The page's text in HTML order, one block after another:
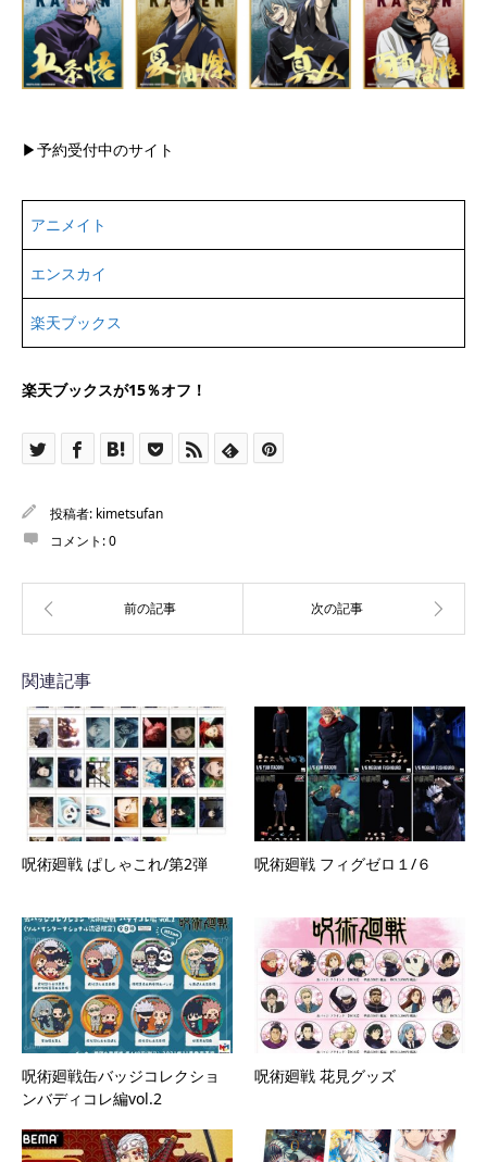
▶予約受付中のサイト
アニメイト
エンスカイ
楽天ブックス
楽天ブックスが15％オフ！
投稿者: kimetsufan
コメント:0
関連記事
呪術廻戦 ぱしゃこれ/第2弾 呪術廻戦 フィグゼロ１/６
呪術廻戦缶バッジコレクショ
ンバディコレ編vol.2
呪術廻戦 花見グッズ